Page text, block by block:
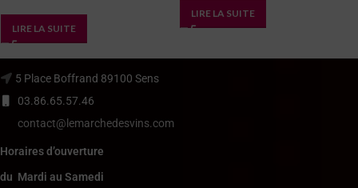
LIRE LA SUITE
LIRE LA SUITE
5 Place Boffrand 89100 Sens
03.86.65.57.46
contact@lemarchedesvins.com
Horaires d’ouverture
du Mardi au Samedi